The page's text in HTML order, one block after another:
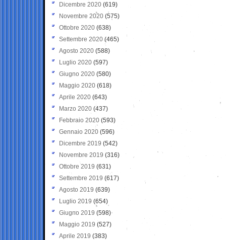
Dicembre 2020 (619)
Novembre 2020 (575)
Ottobre 2020 (638)
Settembre 2020(465)
Agosto 2020 (588)
Luglio 2020 (597)
Giugno 2020 (580)
Maggio 2020 (618)
Aprile 2020 (643)
Marzo 2020 (437)
Febbraio 2020 (593)
Gennaio 2020 (596)
Dicembre 2019 (542)
Novembre 2019 (316)
Ottobre 2019 (631)
Settembre 2019 (617)
Agosto 2019 (639)
Luglio 2019 (654)
Giugno 2019 (598)
Maggio 2019 (527)
Aprile 2019 (383)